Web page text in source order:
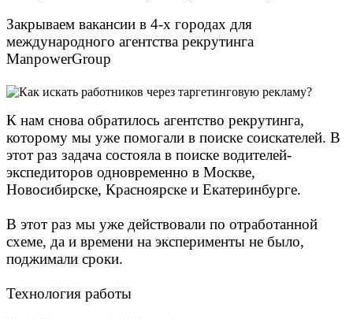
Закрываем вакансии в 4-х городах для
международного агентства рекрутинга
ManpowerGroup
К нам снова обратилось агентство рекрутинга,
которому мы уже помогали в поиске соискателей. В
этот раз задача состояла в поиске водителей-
экспедиторов одновременно в Москве,
Новосибирске, Красноярске и Екатеринбурге.
В этот раз мы уже действовали по отработанной
схеме, да и времени на эксперименты не было,
поджимали сроки.
Технология работы